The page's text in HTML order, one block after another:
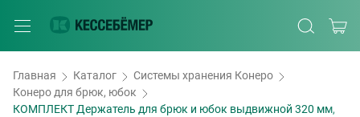
Главная Каталог
Системы хранения Конеро
Конеро для брюк, юбок
КОМПЛЕКТ Держатель для брюк и юбок выдвижной 320 мм,